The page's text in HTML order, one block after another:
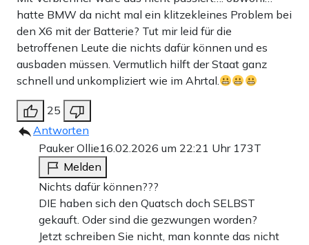
hatte BMW da nicht mal ein klitzekleines Problem bei
den X6 mit der Batterie? Tut mir leid für die
betroffenen Leute die nichts dafür können und es
ausbaden müssen. Vermutlich hilft der Staat ganz
schnell und unkompliziert wie im Ahrtal.
25
Antworten
Pauker Ollie16.02.2026 um 22:21 Uhr 173T
Melden
Nichts dafür können???
DIE haben sich den Quatsch doch SELBST
gekauft. Oder sind die gezwungen worden?
Jetzt schreiben Sie nicht, man konnte das nicht